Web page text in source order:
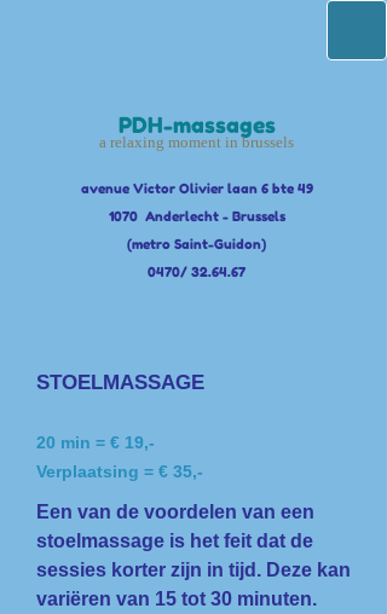
PDH-massages
a relaxing moment in brussels
avenue Victor Olivier laan 6 bte 49
1070 Anderlecht - Brussels
(metro Saint-Guidon)
0470/ 32.64.67
STOELMASSAGE
20 min = € 19,-
Verplaatsing = € 35,-
Een van de voordelen van een
stoelmassage is het feit dat de
sessies korter zijn in tijd. Deze kan
variëren van 15 tot 30 minuten.